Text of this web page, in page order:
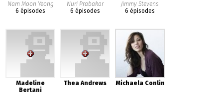
Nam Moon Yeong
6 épisodes
Nuri Prabakar
6 épisodes
Jimmy Stevens
6 épisodes
Madeline
Bertani
Thea Andrews Michaela Conlin